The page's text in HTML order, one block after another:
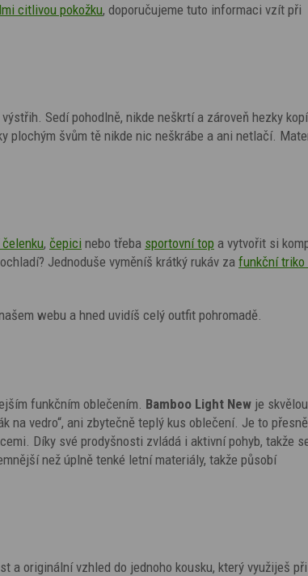
citlivou pokožku, doporučujeme tuto informaci vzít při
Sedí pohodlně, nikde neškrtí a zároveň hezky
plochým švům tě nikde nic neškrábe a ani netlačí.
, čepici nebo třeba sportovní top a vytvořit si
Jednoduše vyměníš krátký rukáv za funkční triko
webu a hned uvidíš celý outfit pohromadě.
funkčním oblečením. Bamboo Light New je skvělou
na vedro“, ani zbytečně teplý kus oblečení. Je to
Díky své prodyšnosti zvládá i aktivní pohyb, takže
než úplně tenké letní materiály, takže působí
a originální vzhled do jednoho kousku, který využiješ při